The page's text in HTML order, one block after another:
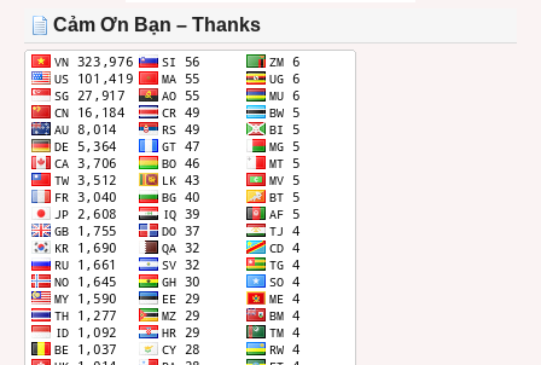
THÁNG
Cảm Ơn Bạn – Thanks